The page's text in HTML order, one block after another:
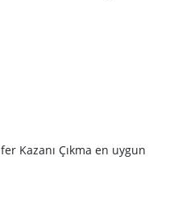
Kazanı Çıkma en uygun